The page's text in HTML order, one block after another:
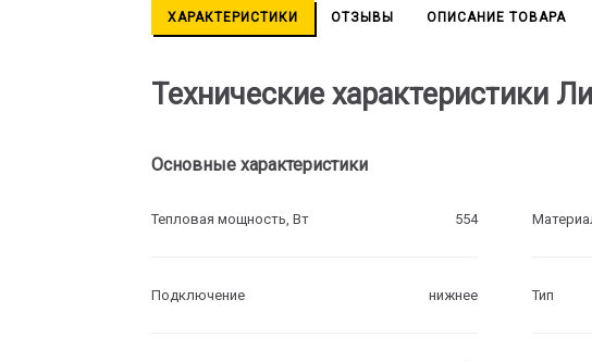
ХАРАКТЕРИСТИКИ ОТЗЫВЫ ОПИСАНИЕ ТОВАРА
Технические характеристики
Основные характеристики
Тепловая мощность, Вт 554
Подключение нижнее Тип